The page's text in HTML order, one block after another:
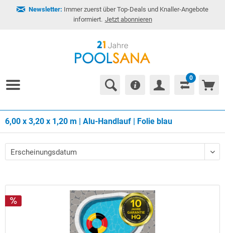
Newsletter: Immer zuerst über Top-Deals und Knaller-Angebote
informiert. Jetzt abonnieren
0
6,00 x 3,20 x 1,20 m | Alu-Handlauf | Folie blau